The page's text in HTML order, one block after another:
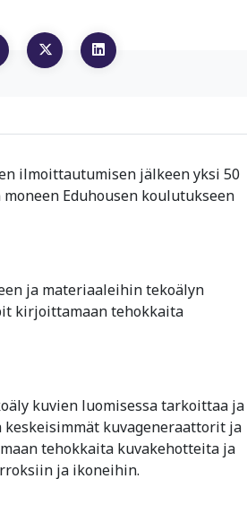
ilmoittautumisen jälkeen yksi 50
Eduhousen koulutukseen
ja materiaaleihin tekoälyn
kirjoittamaan tehokkaita
kuvien luomisessa tarkoittaa ja
kuvageneraattorit ja
tehokkaita kuvakehotteita ja
ja ikoneihin.